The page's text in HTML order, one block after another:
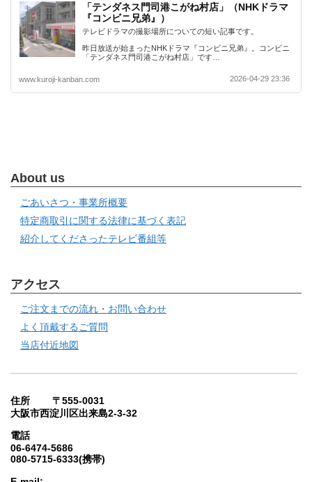
「テンダネス門司港こがね村店」（NHKドラマ
『コンビニ兄弟』）
テレビドラマの撮影場所についての短い記事です。
昨日放送が始まったNHKドラマ『コンビニ兄弟』。コンビニ
「テンダネス門司港こがね村店」です…
www.kuroji-kanban.com 2026-04-29 23:36
About us
ごあいさつ・事業所概要
特定商取引に関する法律に基づく表記
紹介してくださったテレビ番組等
アクセス
ご注文までの流れ・お問い合わせ
よく頂戴するご質問
当店付近地図
住所 〒555-0031
大阪市西淀川区出来島2-3-32
電話
06-6474-5686
080-5715-6333(携帯)